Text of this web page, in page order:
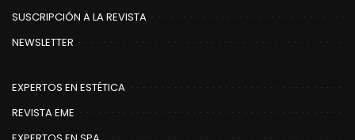
SUSCRIPCIÓN A LA REVISTA
NEWSLETTER
EXPERTOS EN ESTÉTICA
REVISTA EME